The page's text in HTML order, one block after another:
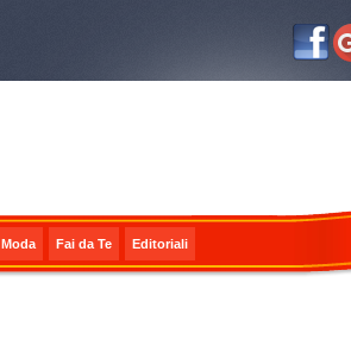
Moda Fai da Te Editoriali